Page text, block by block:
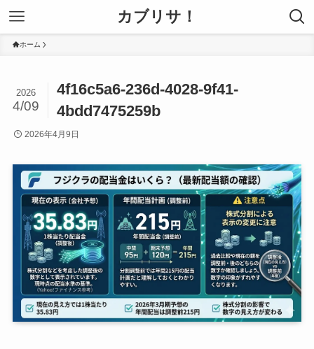
カブリサ！
ホーム
4f16c5a6-236d-4028-9f41-
4bdd7475259b
2026
4/09
2026年4月9日